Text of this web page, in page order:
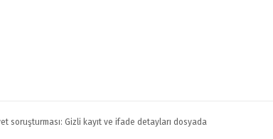
soruşturması: Gizli kayıt ve ifade detayları dosyada